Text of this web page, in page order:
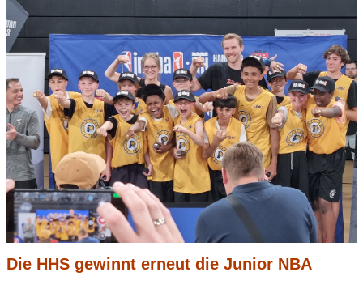
Die HHS gewinnt erneut die Junior NBA